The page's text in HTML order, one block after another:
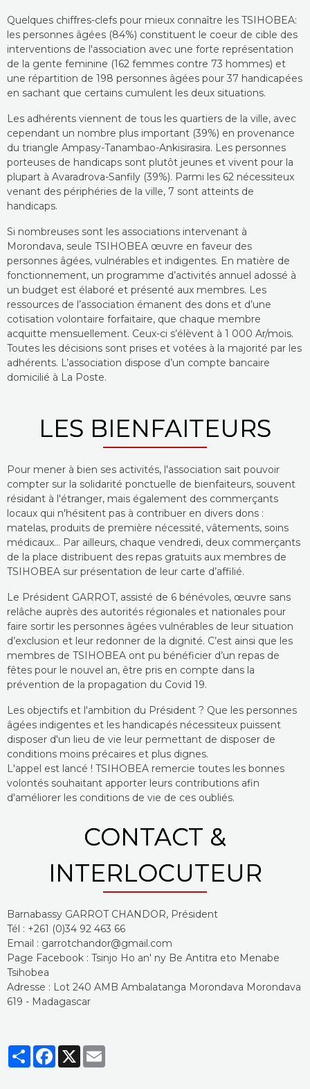
Quelques chiffres-clefs pour mieux connaître les TSIHOBEA:
les personnes âgées (84%) constituent le coeur de cible des
interventions de l'association avec une forte représentation
de la gente feminine (162 femmes contre 73 hommes) et
une répartition de 198 personnes âgées pour 37 handicapées
en sachant que certains cumulent les deux situations.
Les adhérents viennent de tous les quartiers de la ville, avec
cependant un nombre plus important (39%) en provenance
du triangle Ampasy-Tanambao-Ankisirasira. Les personnes
porteuses de handicaps sont plutôt jeunes et vivent pour la
plupart à Avaradrova-Sanfily (39%). Parmi les 62 nécessiteux
venant des périphéries de la ville, 7 sont atteints de
handicaps.
Si nombreuses sont les associations intervenant à
Morondava, seule TSIHOBEA œuvre en faveur des
personnes âgées, vulnérables et indigentes. En matière de
fonctionnement, un programme d’activités annuel adossé à
un budget est élaboré et présenté aux membres. Les
ressources de l’association émanent des dons et d’une
cotisation volontaire forfaitaire, que chaque membre
acquitte mensuellement. Ceux-ci s’élèvent à 1 000 Ar/mois.
Toutes les décisions sont prises et votées à la majorité par les
adhérents. L’association dispose d’un compte bancaire
domicilié à La Poste.
LES BIENFAITEURS
Pour mener à bien ses activités, l'association sait pouvoir
compter sur la solidarité ponctuelle de bienfaiteurs, souvent
résidant à l'étranger, mais également des commerçants
locaux qui n'hésitent pas à contribuer en divers dons :
matelas, produits de première nécessité, vâtements, soins
médicaux... Par ailleurs, chaque vendredi, deux commerçants
de la place distribuent des repas gratuits aux membres de
TSIHOBEA sur présentation de leur carte d’affilié.
Le Président GARROT, assisté de 6 bénévoles, œuvre sans
relâche auprès des autorités régionales et nationales pour
faire sortir les personnes âgées vulnérables de leur situation
d’exclusion et leur redonner de la dignité. C’est ainsi que les
membres de TSIHOBEA ont pu bénéficier d’un repas de
fêtes pour le nouvel an, être pris en compte dans la
prévention de la propagation du Covid 19.
Les objectifs et l'ambition du Président ? Que les personnes
âgées indigentes et les handicapés nécessiteux puissent
disposer d'un lieu de vie leur permettant de disposer de
conditions moins précaires et plus dignes.
L'appel est lancé ! TSIHOBEA remercie toutes les bonnes
volontés souhaitant apporter leurs contributions afin
d'améliorer les conditions de vie de ces oubliés.
CONTACT &
INTERLOCUTEUR
Barnabassy GARROT CHANDOR, Président
Tél : +261 (0)34 92 463 66
Email : garrotchandor@gmail.com
Page Facebook : Tsinjo Ho an' ny Be Antitra eto Menabe
Tsihobea
Adresse : Lot 240 AMB Ambalatanga Morondava Morondava
619 - Madagascar
PartagerFacebook
X